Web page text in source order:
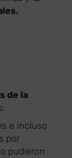
de la
e incluso
por
pudieron